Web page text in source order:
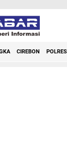
CIREBON